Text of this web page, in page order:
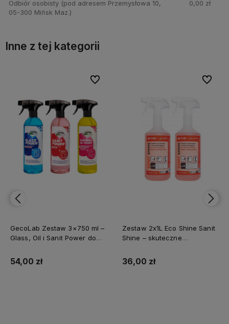
Odbiór osobisty (pod adresem Przemysłowa 10,
05-300 Mińsk Maz.)
0,00 zł
Inne z tej kategorii
GecoLab Zestaw 3×750 ml –
Glass, Oil i Sanit Power do
54,00 zł
Do ulubionych
Do ulubionych
Zestaw 2x1L Eco Shine Sanit
Shine – skuteczne
36,00 zł
Do
Do